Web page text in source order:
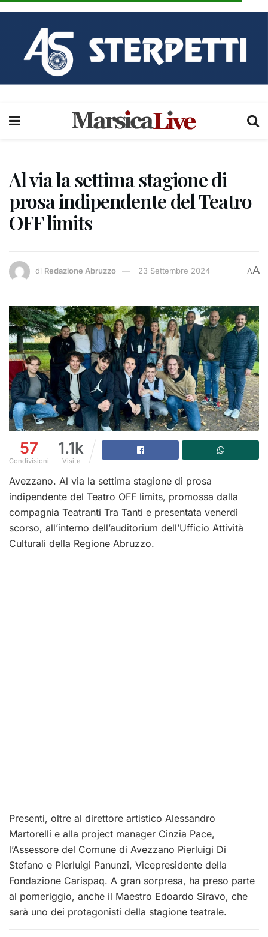
Al via la settima stagione di
prosa indipendente del Teatro
OFF limits
di Redazione Abruzzo 23 Settembre 2024 AA
57
Condivisioni
1.1k
Visite
Avezzano. Al via la settima stagione di prosa
indipendente del Teatro OFF limits, promossa dalla
compagnia Teatranti Tra Tanti e presentata venerdì
scorso, all’interno dell’auditorium dell’Ufficio Attività
Culturali della Regione Abruzzo.
Presenti, oltre al direttore artistico Alessandro
Martorelli e alla project manager Cinzia Pace,
l’Assessore del Comune di Avezzano Pierluigi Di
Stefano e Pierluigi Panunzi, Vicepresidente della
Fondazione Carispaq. A gran sorpresa, ha preso parte
al pomeriggio, anche il Maestro Edoardo Siravo, che
sarà uno dei protagonisti della stagione teatrale.